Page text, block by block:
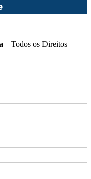
– Todos os Direitos